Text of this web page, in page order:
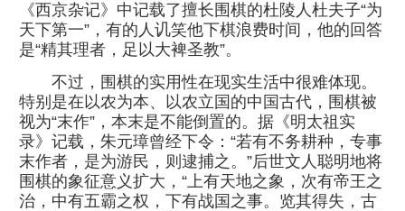
《西京杂记》中记载了擅长围棋的杜陵人杜夫子“为
天下第一”，有的人讥笑他下棋浪费时间，他的回答
是“精其理者，足以大裨圣教”。
不过，围棋的实用性在现实生活中很难体现。
特别是在以农为本、以农立国的中国古代，围棋被
视为“末作”，本末是不能倒置的。据《明太祖实
录》记载，朱元璋曾经下令：“若有不务耕种，专事
末作者，是为游民，则逮捕之。”后世文人聪明地将
围棋的象征意义扩大，“上有天地之象，次有帝王之
治，中有五霸之权，下有战国之事。览其得失，古